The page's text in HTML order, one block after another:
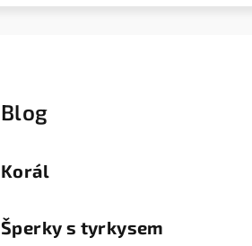
Blog
Korál
Šperky s tyrkysem